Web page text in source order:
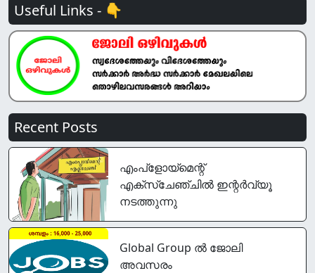
Useful Links - 👇
Recent Posts
എംപ്‌ളോയ്‌മെന്റ്
എക്‌സ്‌ചേഞ്ചില്‍ ഇന്റർവ്യൂ
നടത്തുന്നു
Global Group ൽ ജോലി
അവസരം